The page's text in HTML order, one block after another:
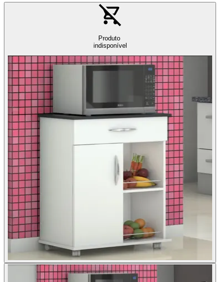
Produto
indisponível